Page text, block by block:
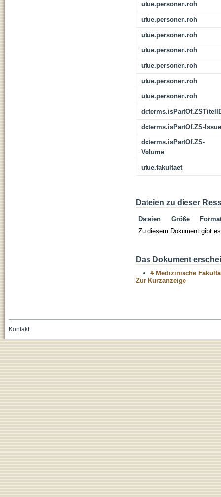
utue.personen.roh
utue.personen.roh
utue.personen.roh
utue.personen.roh
utue.personen.roh
utue.personen.roh
utue.personen.roh
dcterms.isPartOf.ZS-Issue
dcterms.isPartOf.ZS-
Volume
utue.fakultaet
Dateien zu dieser
Dateien Größe
Format
Zu diesem Dokument gibt
Das Dokument
4 Medizinische
Zur Kurzanzeige
Kontakt